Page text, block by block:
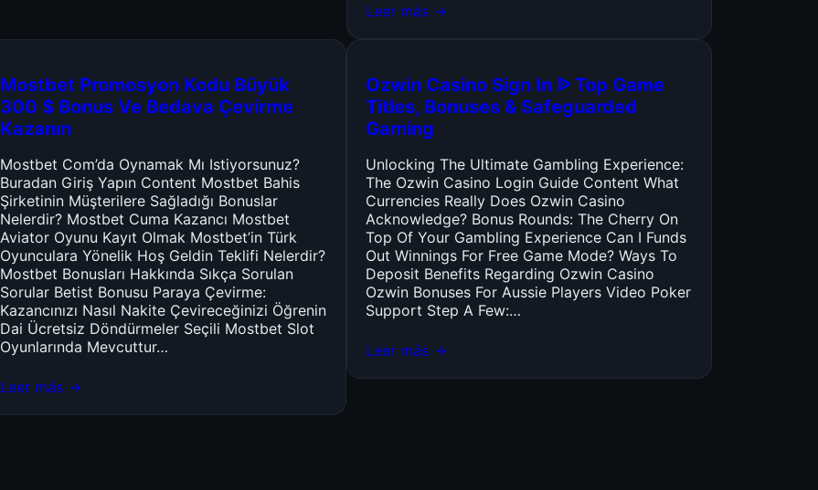
Leer más →
Mostbet Promosyon Kodu Büyük
300 $ Bonus Ve Bedava Çevirme
Kazanın
Mostbet Com’da Oynamak Mı Istiyorsunuz?
Buradan Giriş Yapın Content Mostbet Bahis
Şirketinin Müşterilere Sağladığı Bonuslar
Nelerdir? Mostbet Cuma Kazancı Mostbet
Aviator Oyunu Kayıt Olmak Mostbet’in Türk
Oyunculara Yönelik Hoş Geldin Teklifi Nelerdir?
Mostbet Bonusları Hakkında Sıkça Sorulan
Sorular Betist Bonusu Paraya Çevirme:
Kazancınızı Nasıl Nakite Çevireceğinizi Öğrenin
Dai Ücretsiz Döndürmeler Seçili Mostbet Slot
Oyunlarında Mevcuttur…
Leer más →
Ozwin Casino Sign In ᐉ Top Game
Titles, Bonuses & Safeguarded
Gaming
Unlocking The Ultimate Gambling Experience:
The Ozwin Casino Login Guide Content What
Currencies Really Does Ozwin Casino
Acknowledge? Bonus Rounds: The Cherry On
Top Of Your Gambling Experience Can I Funds
Out Winnings For Free Game Mode? Ways To
Deposit Benefits Regarding Ozwin Casino
Ozwin Bonuses For Aussie Players Video Poker
Support Step A Few:…
Leer más →